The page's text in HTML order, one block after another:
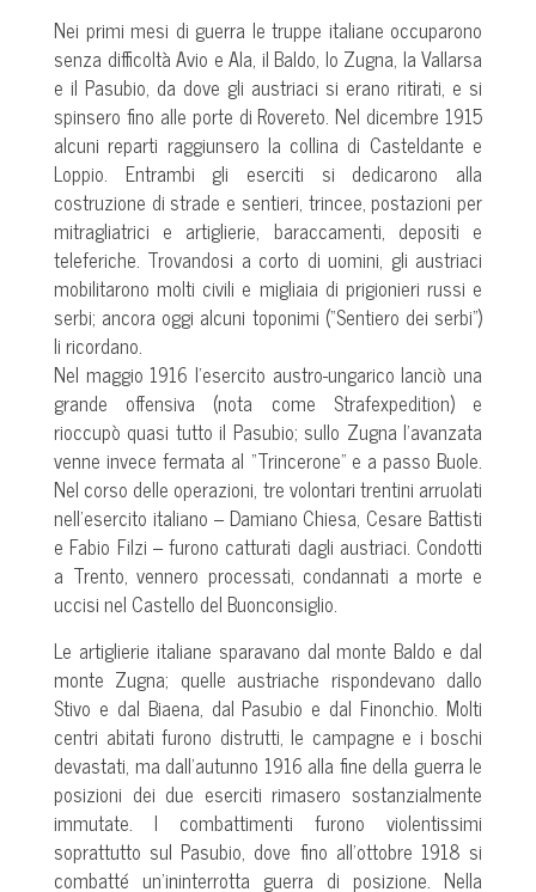
Nei primi mesi di guerra le truppe italiane occuparono
senza difficoltà Avio e Ala, il Baldo, lo Zugna, la Vallarsa
e il Pasubio, da dove gli austriaci si erano ritirati, e si
spinsero fino alle porte di Rovereto. Nel dicembre 1915
alcuni reparti raggiunsero la collina di Casteldante e
Loppio. Entrambi gli eserciti si dedicarono alla
costruzione di strade e sentieri, trincee, postazioni per
mitragliatrici e artiglierie, baraccamenti, depositi e
teleferiche. Trovandosi a corto di uomini, gli austriaci
mobilitarono molti civili e migliaia di prigionieri russi e
serbi; ancora oggi alcuni toponimi (“Sentiero dei serbi”)
li ricordano.
Nel maggio 1916 l’esercito austro-ungarico lanciò una
grande offensiva (nota come Strafexpedition) e
rioccupò quasi tutto il Pasubio; sullo Zugna l’avanzata
venne invece fermata al “Trincerone” e a passo Buole.
Nel corso delle operazioni, tre volontari trentini arruolati
nell’esercito italiano – Damiano Chiesa, Cesare Battisti
e Fabio Filzi – furono catturati dagli austriaci. Condotti
a Trento, vennero processati, condannati a morte e
uccisi nel Castello del Buonconsiglio.
Le artiglierie italiane sparavano dal monte Baldo e dal
monte Zugna; quelle austriache rispondevano dallo
Stivo e dal Biaena, dal Pasubio e dal Finonchio. Molti
centri abitati furono distrutti, le campagne e i boschi
devastati, ma dall’autunno 1916 alla fine della guerra le
posizioni dei due eserciti rimasero sostanzialmente
immutate. I combattimenti furono violentissimi
soprattutto sul Pasubio, dove fino all’ottobre 1918 si
combatté un’ininterrotta guerra di posizione. Nella